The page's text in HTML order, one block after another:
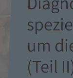
um
(Teil